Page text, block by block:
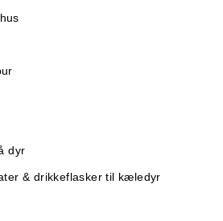
dyr
& drikkeflasker til kæledyr